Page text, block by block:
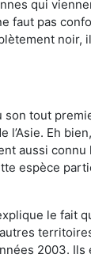
qui
faut pas
noir,
son tout
Eh
aussi connu
espèce
le fait
2003. Ils